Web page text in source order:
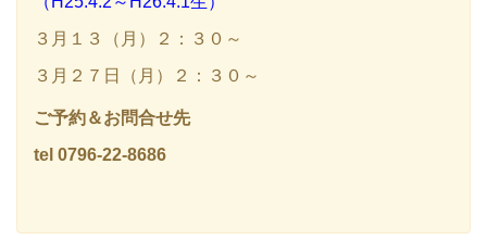
３月１３（月）２：３０～
３月２７日（月）２：３０～
ご予約＆お問合せ先
tel 0796-22-8686